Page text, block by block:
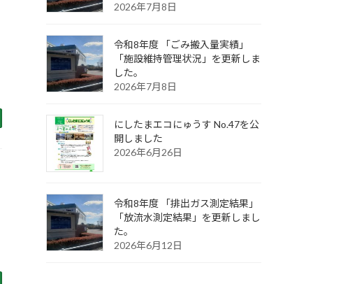
2026年7月8日
令和8年度 「ごみ搬入量実績」
「施設維持管理状況」を更新しま
した。
2026年7月8日
にしたまエコにゅうす No.47を公
開しました
2026年6月26日
令和8年度 「排出ガス測定結果」
「放流水測定結果」を更新しまし
た。
2026年6月12日